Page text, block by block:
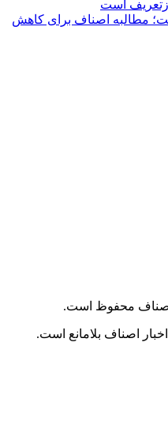
است
مطالبه اصناف برای کاهش
محفوظ است.
اصناف بلامانع است.